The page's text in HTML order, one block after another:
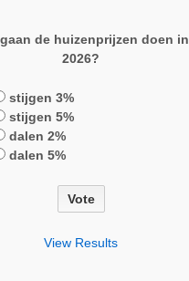
de huizenprijzen doen in
2026?
stijgen 3%
stijgen 5%
dalen 2%
dalen 5%
View Results